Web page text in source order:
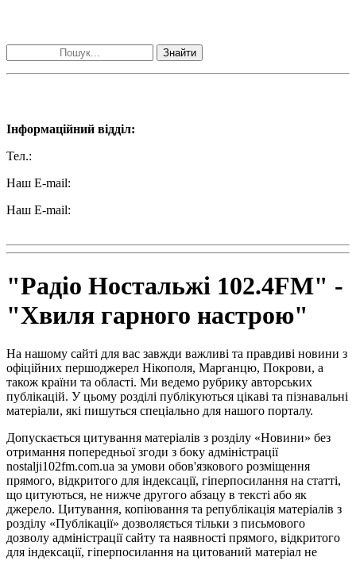
Знайти
Інформаційний відділ:
Тел.:
Наш E-mail:
Наш E-mail:
"Радіо Ностальжі 102.4FM" -
"Хвиля гарного настрою"
На нашому сайті для вас завжди важливі та правдиві новини з
офіційних першоджерел Нікополя, Марганцю, Покрови, а
також країни та області. Ми ведемо рубрику авторських
публікацій. У цьому розділі публікуються цікаві та пізнавальні
матеріали, які пишуться спеціально для нашого порталу.
Допускається цитування матеріалів з розділу «Новини» без
отримання попередньої згоди з боку адміністрації
nostalji102fm.com.ua за умови обов'язкового розміщення
прямого, відкритого для індексації, гіперпосилання на статті,
що цитуються, не нижче другого абзацу в тексті або як
джерело. Цитування, копіювання та републікація матеріалів з
розділу «Публікації» дозволяється тільки з письмового
дозволу адміністрації сайту та наявності прямого, відкритого
для індексації, гіперпосилання на цитований матеріал не